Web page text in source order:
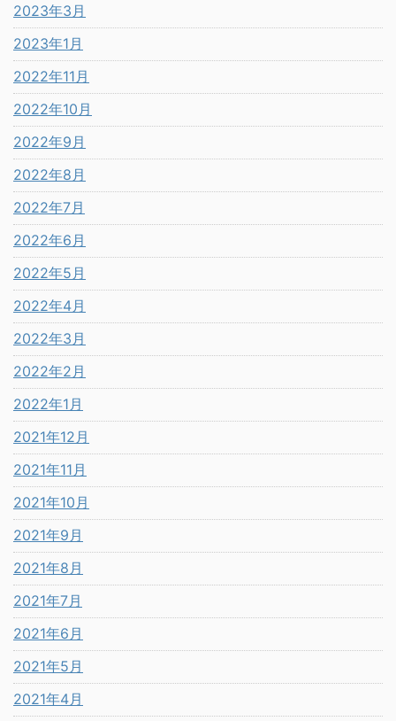
2023年3月
2023年1月
2022年11月
2022年10月
2022年9月
2022年8月
2022年7月
2022年6月
2022年5月
2022年4月
2022年3月
2022年2月
2022年1月
2021年12月
2021年11月
2021年10月
2021年9月
2021年8月
2021年7月
2021年6月
2021年5月
2021年4月